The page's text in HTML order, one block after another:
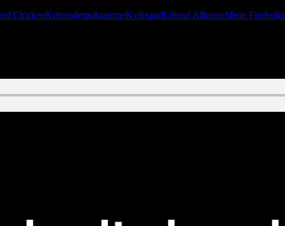
ChickenKristendemokraterneKviksandLiberal AllianceMette